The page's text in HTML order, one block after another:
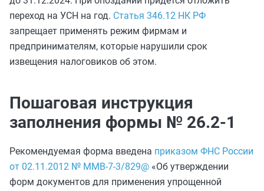
переход на УСН на год. Статья 346.12 НК РФ
запрещает применять режим фирмам и
предпринимателям, которые нарушили срок
извещения налоговиков об этом.
Пошаговая инструкция
заполнения формы № 26.2-1
Рекомендуемая форма введена приказом ФНС России
от 02.11.2012 № ММВ-7-3/829@ «Об утверждении
форм документов для применения упрощенной